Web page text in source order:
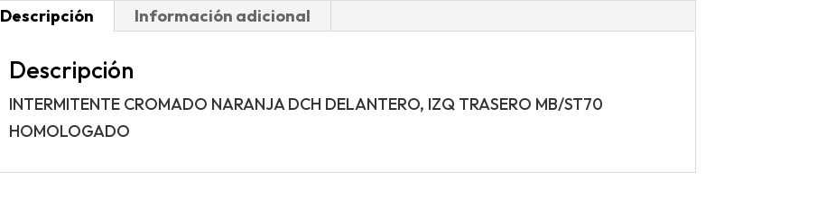
Descripción Información adicional
Descripción
INTERMITENTE CROMADO NARANJA DCH DELANTERO, IZQ TRASERO MB/ST70
HOMOLOGADO